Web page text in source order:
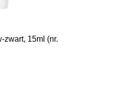
zwart, 15ml (nr.